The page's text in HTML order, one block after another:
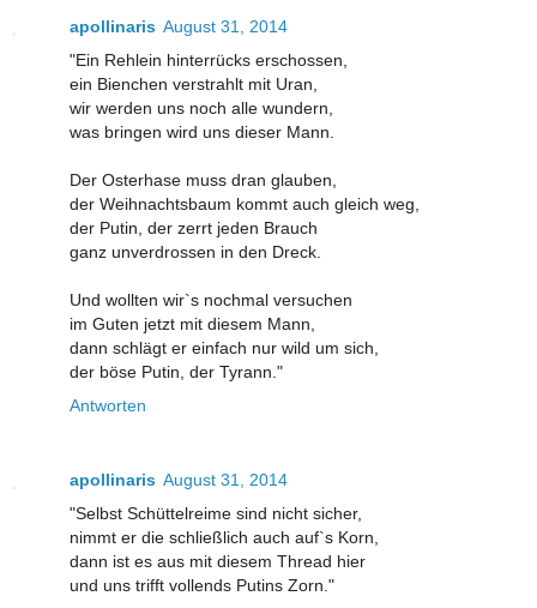
apollinaris August 31, 2014
"Ein Rehlein hinterrücks erschossen,
ein Bienchen verstrahlt mit Uran,
wir werden uns noch alle wundern,
was bringen wird uns dieser Mann.
Der Osterhase muss dran glauben,
der Weihnachtsbaum kommt auch gleich weg,
der Putin, der zerrt jeden Brauch
ganz unverdrossen in den Dreck.
Und wollten wir`s nochmal versuchen
im Guten jetzt mit diesem Mann,
dann schlägt er einfach nur wild um sich,
der böse Putin, der Tyrann."
Antworten
apollinaris August 31, 2014
"Selbst Schüttelreime sind nicht sicher,
nimmt er die schließlich auch auf`s Korn,
dann ist es aus mit diesem Thread hier
und uns trifft vollends Putins Zorn."